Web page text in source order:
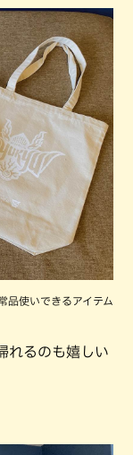
品使いできるアイテム
れるのも嬉しい